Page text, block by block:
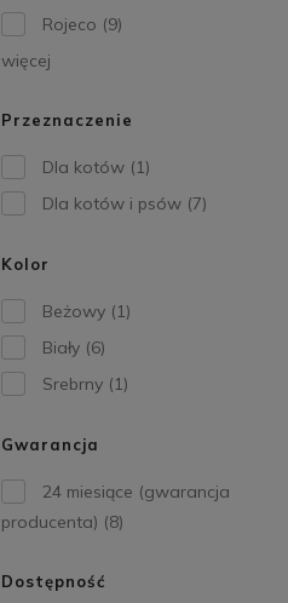
Rojeco (9)
więcej
Przeznaczenie
Dla kotów (1)
Dla kotów i psów (7)
Kolor
Beżowy (1)
Biały (6)
Srebrny (1)
Gwarancja
24 miesiące (gwarancja
producenta) (8)
Dostępność